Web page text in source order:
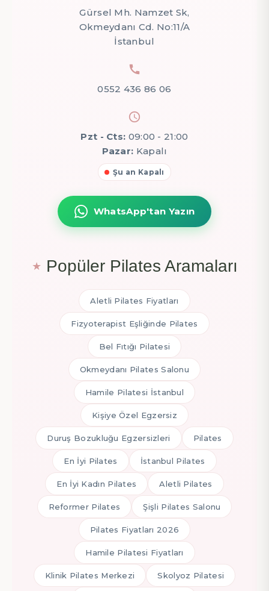
Gürsel Mh. Namzet Sk,
Okmeydanı Cd. No:11/A
İstanbul
0552 436 86 06
Pzt - Cts: 09:00 - 21:00
Pazar: Kapalı
Şu an Kapalı
WhatsApp'tan Yazın
Popüler Pilates Aramaları
Aletli Pilates Fiyatları
Fizyoterapist Eşliğinde Pilates
Bel Fıtığı Pilatesi
Okmeydanı Pilates Salonu
Hamile Pilatesi İstanbul
Kişiye Özel Egzersiz
Duruş Bozukluğu Egzersizleri Pilates
En İyi Pilates İstanbul Pilates
En İyi Kadın Pilates Aletli Pilates
Reformer Pilates Şişli Pilates Salonu
Pilates Fiyatları 2026
Hamile Pilatesi Fiyatları
Klinik Pilates Merkezi Skolyoz Pilatesi